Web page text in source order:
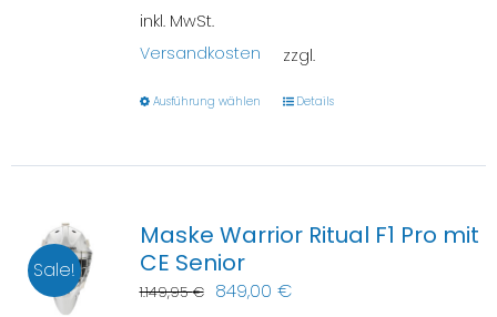
inkl. MwSt.
zzgl.
Versandkosten
Ausführung wählen Details
Sale!
Maske Warrior Ritual F1 Pro mit
CE Senior
1.149,95€ 849,00 €